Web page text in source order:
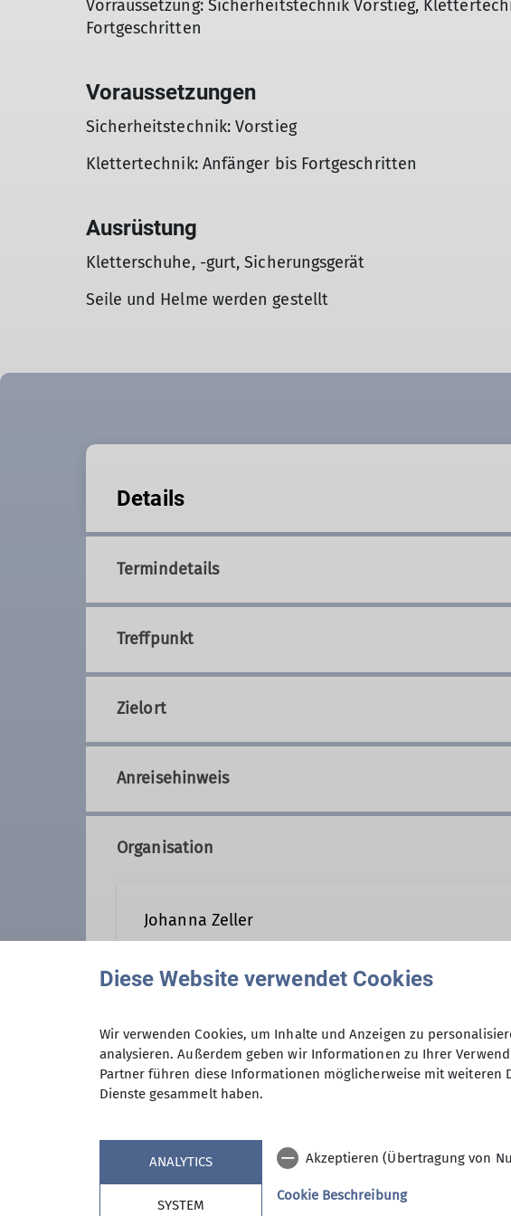
Vorraussetzung: Sicherheitstechnik Vorstieg,
Fortgeschritten
Voraussetzungen
Sicherheitstechnik: Vorstieg
Klettertechnik: Anfänger bis Fortgeschritten
Ausrüstung
Kletterschuhe, -gurt, Sicherungsgerät
Seile und Helme werden gestellt
Details
Termindetails
Treffpunkt
Zielort
Anreisehinweis
Organisation
Johanna Zeller
Kontakt aufnehmen
Qualifikationen
Familiengruppenleiter*in
Preis
Maximale Teilnehmeranzahl
Diese Website verwendet Cookies
Wir verwenden Cookies, um Inhalte und Anzeigen zu
analysieren. Außerdem geben wir Informationen zu Ihrer
Partner führen diese Informationen möglicherweise mit weiteren
Dienste gesammelt haben.
ANALYTICS
SYSTEM
Akzeptieren (Übertragung von
Cookie Beschreibung